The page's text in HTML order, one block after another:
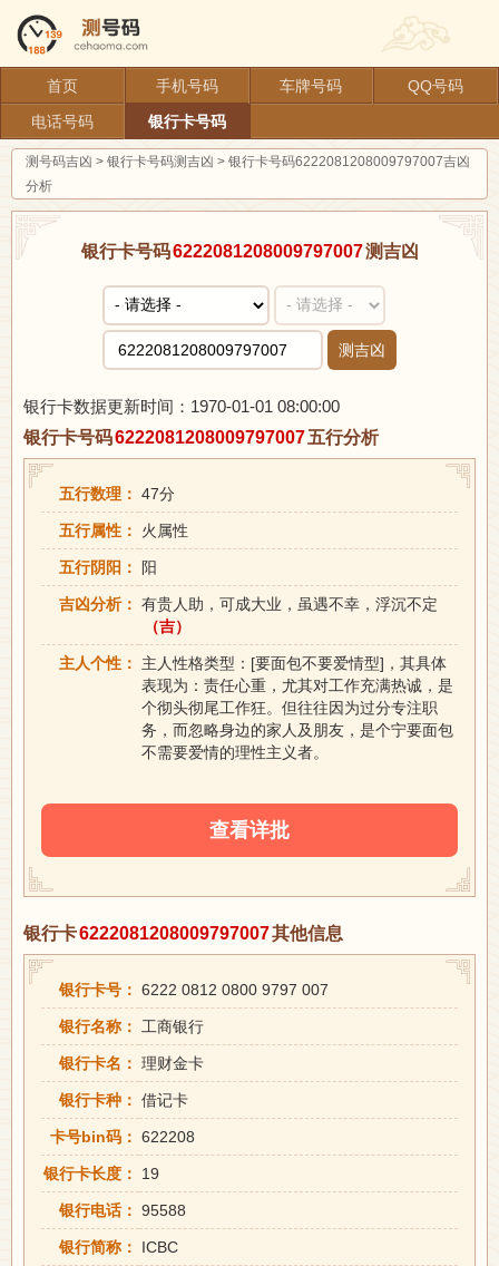
首页 手机号码 车牌号码
QQ号码
电话号码
银行卡号码
测号码吉凶 > 银行卡号码测吉凶 > 银行卡号码6222081208009797007吉凶
分析
银行卡号码6222081208009797007测吉凶
测吉凶
银行卡数据更新时间：1970-01-01 08:00:00
银行卡号码6222081208009797007五行分析
五行数理： 47分
五行属性： 火属性
五行阴阳： 阳
吉凶分析： 有贵人助，可成大业，虽遇不幸，浮沉不定
（吉）
主人个性：
主人性格类型：[要面包不要爱情型]，其具体
表现为：责任心重，尤其对工作充满热诚，是
个彻头彻尾工作狂。但往往因为过分专注职
务，而忽略身边的家人及朋友，是个宁要面包
不需要爱情的理性主义者。
查看详批
银行卡6222081208009797007其他信息
银行卡号： 6222 0812 0800 9797 007
银行名称： 工商银行
银行卡名： 理财金卡
银行卡种： 借记卡
卡号bin码： 622208
银行卡长度： 19
银行电话： 95588
银行简称： ICBC